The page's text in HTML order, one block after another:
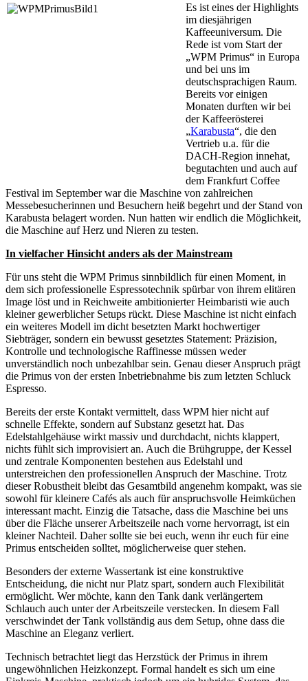
Es ist eines der Highlights
im diesjährigen
Kaffeeuniversum. Die
Rede ist vom Start der
„WPM Primus“ in Europa
und bei uns im
deutschsprachigen Raum.
Bereits vor einigen
Monaten durften wir bei
der Kaffeerösterei
„Karabusta“, die den
Vertrieb u.a. für die
DACH-Region innehat,
begutachten und auch auf
dem Frankfurt Coffee
Festival im September war die Maschine von zahlreichen
Messebesucherinnen und Besuchern heiß begehrt und der Stand von
Karabusta belagert worden. Nun hatten wir endlich die Möglichkeit,
die Maschine auf Herz und Nieren zu testen.
In vielfacher Hinsicht anders als der Mainstream
Für uns steht die WPM Primus sinnbildlich für einen Moment, in
dem sich professionelle Espressotechnik spürbar von ihrem elitären
Image löst und in Reichweite ambitionierter Heimbaristi wie auch
kleiner gewerblicher Setups rückt. Diese Maschine ist nicht einfach
ein weiteres Modell im dicht besetzten Markt hochwertiger
Siebträger, sondern ein bewusst gesetztes Statement: Präzision,
Kontrolle und technologische Raffinesse müssen weder
unverständlich noch unbezahlbar sein. Genau dieser Anspruch prägt
die Primus von der ersten Inbetriebnahme bis zum letzten Schluck
Espresso.
Bereits der erste Kontakt vermittelt, dass WPM hier nicht auf
schnelle Effekte, sondern auf Substanz gesetzt hat. Das
Edelstahlgehäuse wirkt massiv und durchdacht, nichts klappert,
nichts fühlt sich improvisiert an. Auch die Brühgruppe, der Kessel
und zentrale Komponenten bestehen aus Edelstahl und
unterstreichen den professionellen Anspruch der Maschine. Trotz
dieser Robustheit bleibt das Gesamtbild angenehm kompakt, was sie
sowohl für kleinere Cafés als auch für anspruchsvolle Heimküchen
interessant macht. Einzig die Tatsache, dass die Maschine bei uns
über die Fläche unserer Arbeitszeile nach vorne hervorragt, ist ein
kleiner Nachteil. Daher sollte sie bei euch, wenn ihr euch für eine
Primus entscheiden solltet, möglicherweise quer stehen.
Besonders der externe Wassertank ist eine konstruktive
Entscheidung, die nicht nur Platz spart, sondern auch Flexibilität
ermöglicht. Wer möchte, kann den Tank dank verlängertem
Schlauch auch unter der Arbeitszeile verstecken. In diesem Fall
verschwindet der Tank vollständig aus dem Setup, ohne dass die
Maschine an Eleganz verliert.
Technisch betrachtet liegt das Herzstück der Primus in ihrem
ungewöhnlichen Heizkonzept. Formal handelt es sich um eine